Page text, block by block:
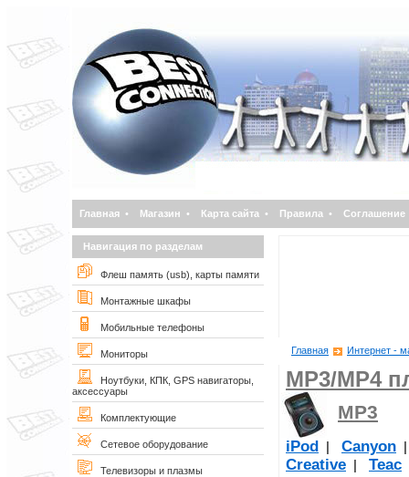
Главная • Магазин • Карта сайта • Правила • Соглашение
Навигация по разделам
Флеш память (usb), карты памяти
Монтажные шкафы
Мобильные телефоны
Мониторы
Ноутбуки, КПК, GPS навигаторы,
аксессуары
Комплектующие
Сетевое оборудование
Телевизоры и плазмы
Главная Интернет -
MP3/MP4
MP3
iPod | Canyon
Creative | Teac